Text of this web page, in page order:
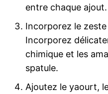
entre chaque ajout.
Incorporez le
Incorporez
chimique et les
spatule.
Ajoutez le yaourt,